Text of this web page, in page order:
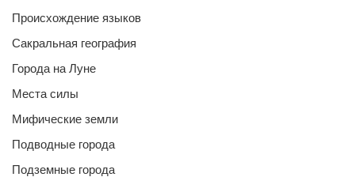
Происхождение языков
Сакральная география
Города на Луне
Места силы
Мифические земли
Подводные города
Подземные города